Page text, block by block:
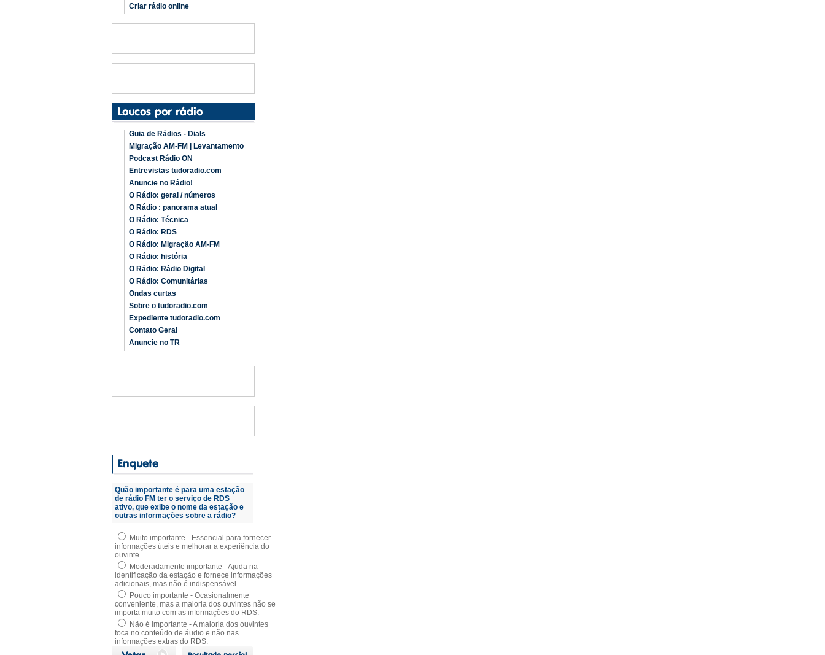
Criar rádio online
Guia de Rádios - Dials
Migração AM-FM | Levantamento
Podcast Rádio ON
Entrevistas tudoradio.com
Anuncie no Rádio!
O Rádio: geral / números
O Rádio : panorama atual
O Rádio: Técnica
O Rádio: RDS
O Rádio: Migração AM-FM
O Rádio: história
O Rádio: Rádio Digital
O Rádio: Comunitárias
Ondas curtas
Sobre o tudoradio.com
Expediente tudoradio.com
Contato Geral
Anuncie no TR
Quão importante é para uma estação
de rádio FM ter o serviço de RDS
ativo, que exibe o nome da estação e
outras informações sobre a rádio?
Muito importante - Essencial para fornecer
informações úteis e melhorar a experiência do
ouvinte
Moderadamente importante - Ajuda na
identificação da estação e fornece informações
adicionais, mas não é indispensável.
Pouco importante - Ocasionalmente
conveniente, mas a maioria dos ouvintes não se
importa muito com as informações do RDS.
Não é importante - A maioria dos ouvintes
foca no conteúdo de áudio e não nas
informações extras do RDS.